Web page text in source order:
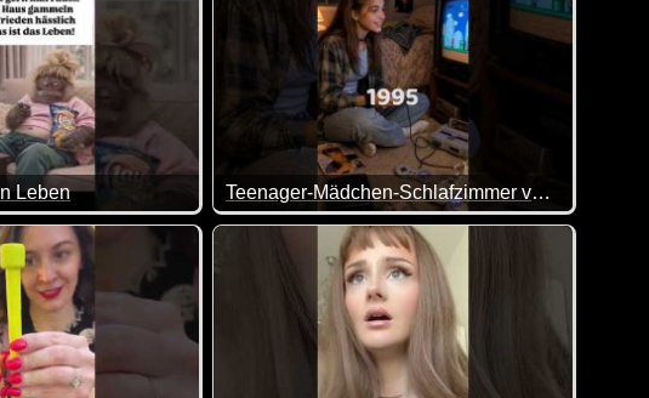
dir eine halbe Stunde lang die bis jetzt besten Videos des Jahres 2026
Leben
ist ja klasse. Aber mein Leben wäre es nicht :-)
Teenager-Mädchen-Schlafzimmer verschiedener Jahrgänge